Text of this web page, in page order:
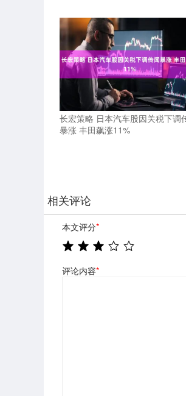
长宏策略 日本汽车股因关税下调
暴涨 丰田飙涨11%
相关评论
本文评分*
评论内容*